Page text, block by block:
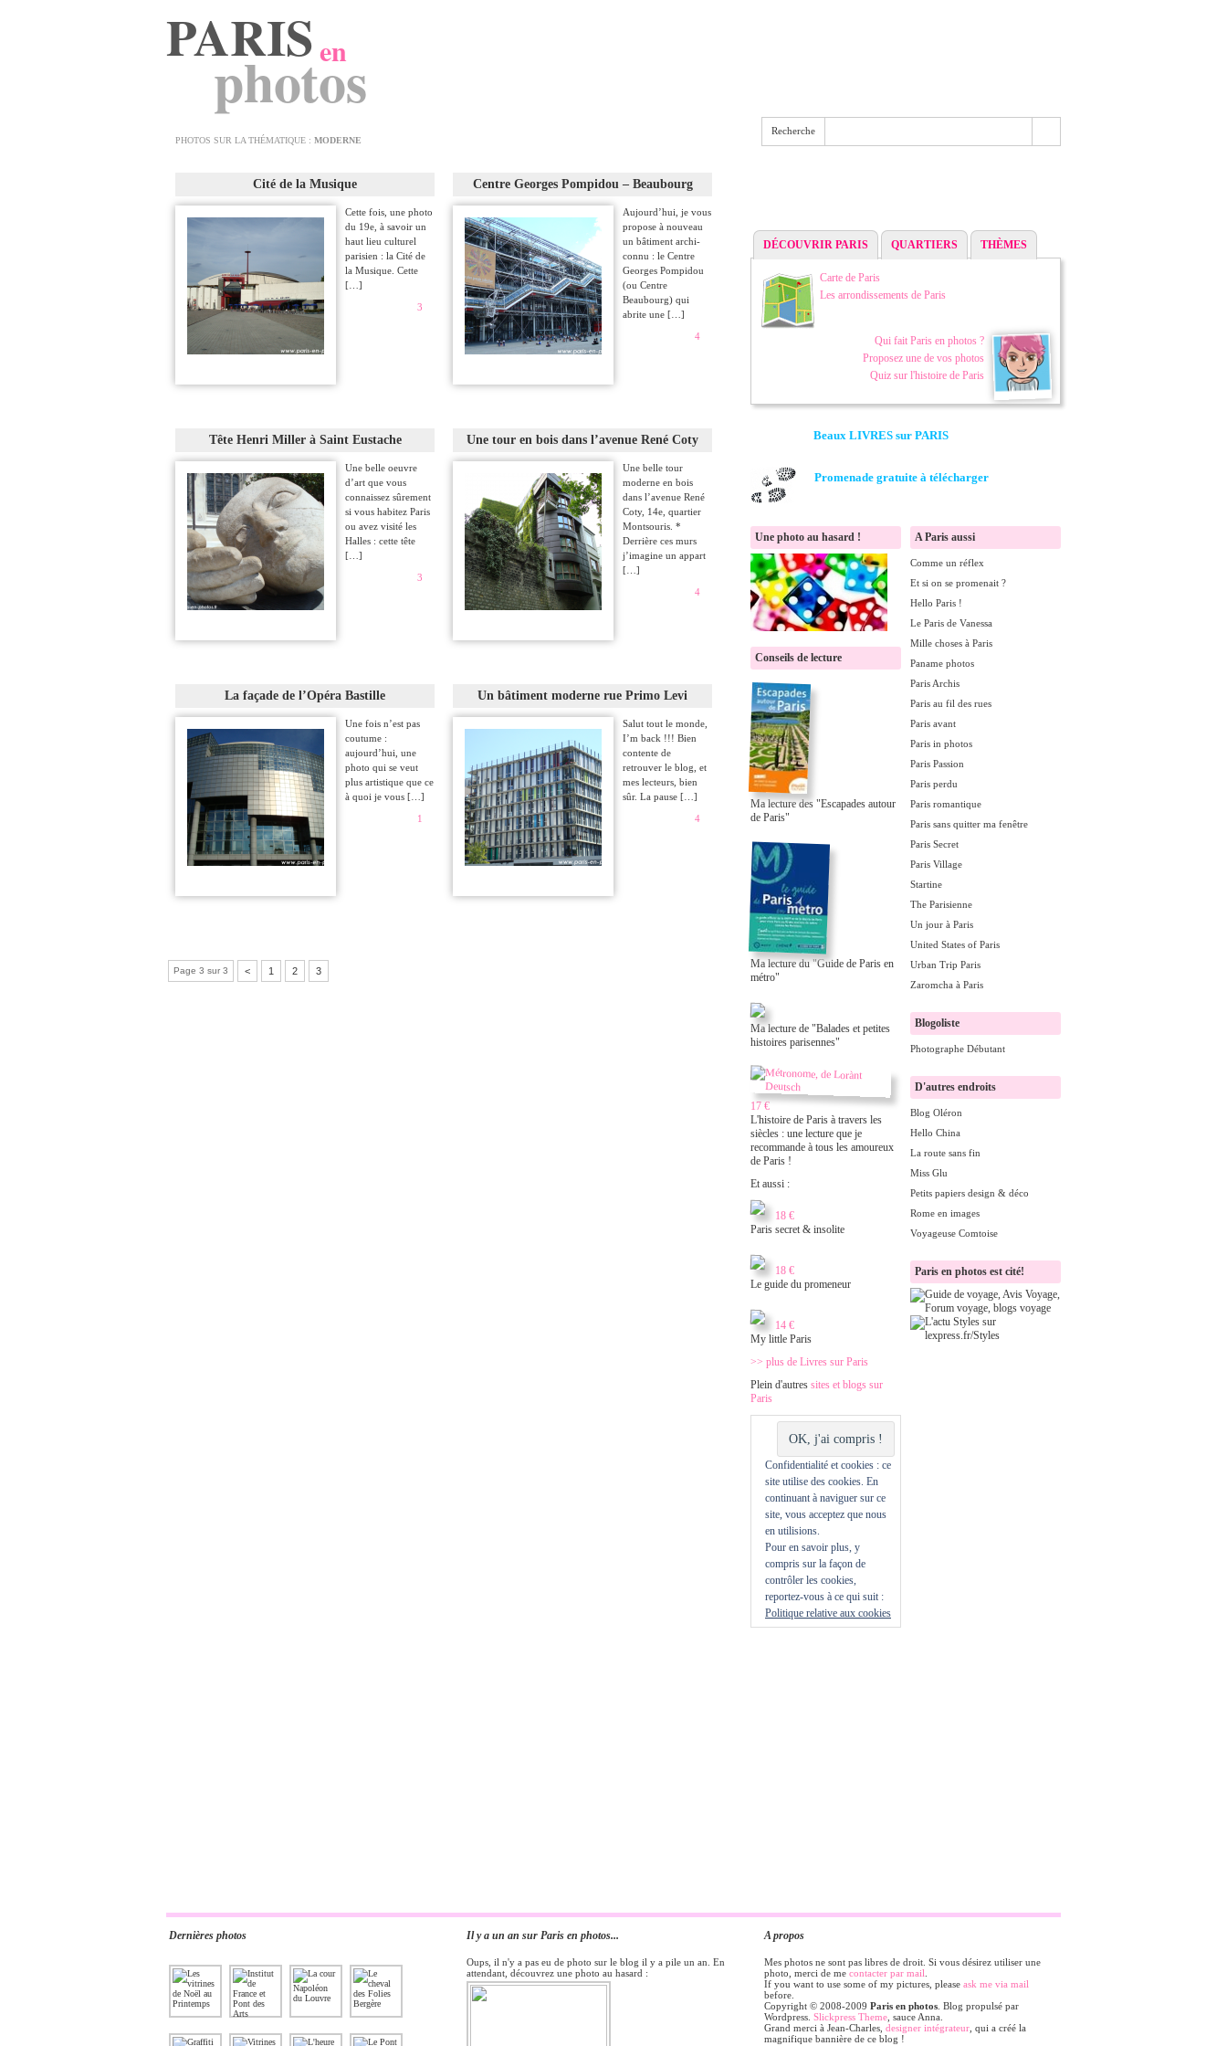
PARISen
photos
Recherche
PHOTOS SUR LA THÉMATIQUE : MODERNE
Cité de la Musique
Cette fois, une photo
du 19e, à savoir un
haut lieu culturel
parisien : la Cité de
la Musique. Cette
[…]
3
Centre Georges Pompidou – Beaubourg
Aujourd’hui, je vous
propose à nouveau
un bâtiment archi-
connu : le Centre
Georges Pompidou
(ou Centre
Beaubourg) qui
abrite une […]
4
Tête Henri Miller à Saint Eustache
Une belle oeuvre
d’art que vous
connaissez sûrement
si vous habitez Paris
ou avez visité les
Halles : cette tête
[…]
3
Une tour en bois dans l’avenue René Coty
Une belle tour
moderne en bois
dans l’avenue René
Coty, 14e, quartier
Montsouris. *
Derrière ces murs
j’imagine un appart
[…]
4
La façade de l’Opéra Bastille
Une fois n’est pas
coutume :
aujourd’hui, une
photo qui se veut
plus artistique que ce
à quoi je vous […]
1
Un bâtiment moderne rue Primo Levi
Salut tout le monde,
I’m back !!! Bien
contente de
retrouver le blog, et
mes lecteurs, bien
sûr. La pause […]
4
Page 3 sur 3 < 1 2 3
DÉCOUVRIR PARIS QUARTIERS THÈMES
Carte de Paris
Les arrondissements de Paris
Qui fait Paris en photos ?
Proposez une de vos photos
Quiz sur l'histoire de Paris
Beaux LIVRES sur PARIS
Promenade gratuite à télécharger
Une photo au hasard !
Conseils de lecture
Ma lecture des "Escapades autour
de Paris"
Ma lecture du "Guide de Paris en
métro"
Ma lecture de "Balades et petites
histoires parisennes"
17 €
L'histoire de Paris à travers les
siècles : une lecture que je
recommande à tous les amoureux
de Paris !
Et aussi :
18 €
Paris secret & insolite
18 €
Le guide du promeneur
14 €
My little Paris
>> plus de Livres sur Paris
Plein d'autres sites et blogs sur
Paris
Confidentialité et cookies : ce
site utilise des cookies. En
continuant à naviguer sur ce
site, vous acceptez que nous
en utilisions.
Pour en savoir plus, y
compris sur la façon de
contrôler les cookies,
reportez-vous à ce qui suit :
Politique relative aux cookies
A Paris aussi
Comme un réflex
Et si on se promenait ?
Hello Paris !
Le Paris de Vanessa
Mille choses à Paris
Paname photos
Paris Archis
Paris au fil des rues
Paris avant
Paris in photos
Paris Passion
Paris perdu
Paris romantique
Paris sans quitter ma fenêtre
Paris Secret
Paris Village
Startine
The Parisienne
Un jour à Paris
United States of Paris
Urban Trip Paris
Zaromcha à Paris
Blogoliste
Photographe Débutant
D'autres endroits
Blog Oléron
Hello China
La route sans fin
Miss Glu
Petits papiers design & déco
Rome en images
Voyageuse Comtoise
Paris en photos est cité!
Dernières photos Il y a un an sur Paris en photos...
Oups, il n'y a pas eu de photo sur le blog il y a pile un an. En
attendant, découvrez une photo au hasard :
A propos
Mes photos ne sont pas libres de droit. Si vous désirez utiliser une
photo, merci de me contacter par mail
If you want to use some of my pictures, please ask me via mail
before.
Copyright © 2008-2009 Paris en photos . Blog propulsé par
Wordpress. Slickpress Theme , sauce Anna.
Grand merci à Jean-Charles, designer intégrateur , qui a créé la
magnifique bannière de ce blog !